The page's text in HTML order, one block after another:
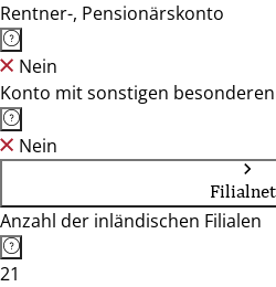
Rentner-, Pensionärskonto
Nein
Konto mit sonstigen
Nein
Anzahl der inländischen Filialen
21